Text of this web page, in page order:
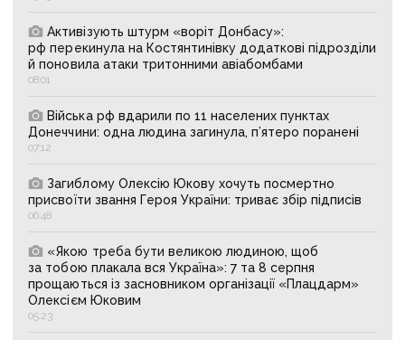
Активізують штурм «воріт Донбасу»:
рф перекинула на Костянтинівку додаткові підрозділи
й поновила атаки тритонними авіабомбами
08:01
Війська рф вдарили по 11 населених пунктах
Донеччини: одна людина загинула, п’ятеро поранені
07:12
Загиблому Олексію Юкову хочуть посмертно
присвоїти звання Героя України: триває збір підписів
06:48
«Якою треба бути великою людиною, щоб
за тобою плакала вся Україна»: 7 та 8 серпня
прощаються із засновником організації «Плацдарм»
Олексієм Юковим
05:23